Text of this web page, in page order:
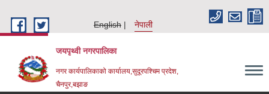
English
नेपाली
जयपृथ्वी नगरपालिका
नगर कार्यपालिकाको कार्यालय,सुदूरपश्चिम प्रदेश,
चैनपुर,बझाङ